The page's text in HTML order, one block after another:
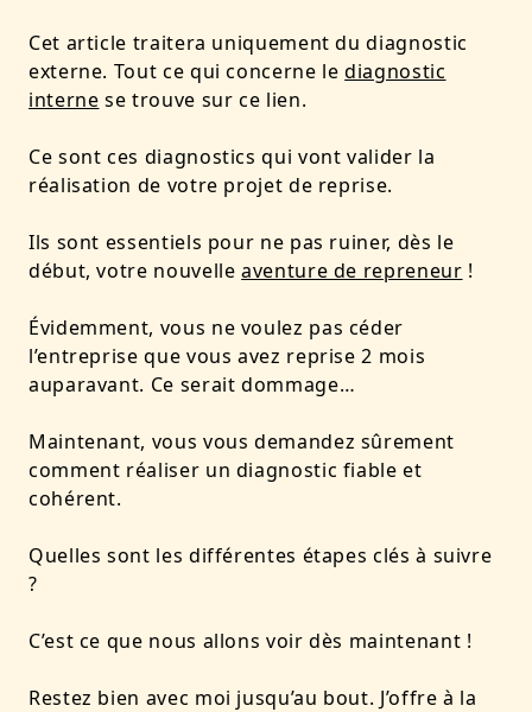
Cet article traitera uniquement du diagnostic
externe. Tout ce qui concerne lediagnostic
interne se trouve sur ce lien.
Ce sont ces diagnostics qui vont valider la
réalisation de votre projet de reprise.
Ils sont essentiels pour ne pas ruiner, dès le
début, votre nouvelleaventure de repreneur !
Évidemment, vous ne voulez pas céder
l’entreprise que vous avez reprise 2 mois
auparavant. Ce serait dommage…
Maintenant, vous vous demandez sûrement
comment réaliser un diagnostic fiable et
cohérent.
Quelles sont les différentes étapes clés à suivre
?
C’est ce que nous allons voir dès maintenant !
Restez bien avec moi jusqu’au bout. J’offre à la